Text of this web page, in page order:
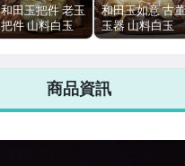
和田玉把件 老玉
把件 山料白玉
龍紋 8.8cm
和田玉如意 古董
玉器 山料白玉
39g 7cm 包漿
商品資訊